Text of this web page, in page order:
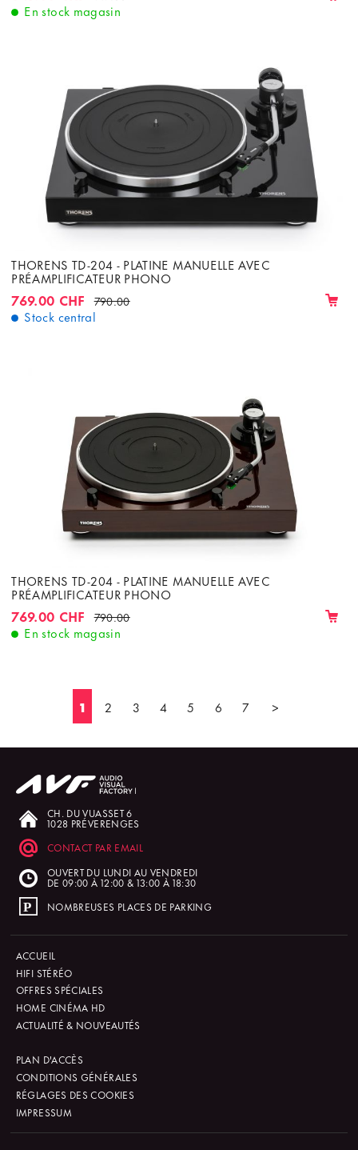
En stock magasin
THORENS TD-204 - PLATINE MANUELLE AVEC
PRÉAMPLIFICATEUR PHONO
769.00 CHF 790.00
Stock central
THORENS TD-204 - PLATINE MANUELLE AVEC
PRÉAMPLIFICATEUR PHONO
769.00 CHF 790.00
En stock magasin
1 2 3 4 5 6 7 >
CH. DU VUASSET 6
1028 PRÉVERENGES
CONTACT PAR EMAIL
OUVERT DU LUNDI AU VENDREDI
DE 09:00 À 12:00 & 13:00 À 18:30
NOMBREUSES PLACES DE PARKING
ACCUEIL
HIFI STÉRÉO
OFFRES SPÉCIALES
HOME CINÉMA HD
ACTUALITÉ & NOUVEAUTÉS
PLAN D'ACCÈS
CONDITIONS GÉNÉRALES
RÉGLAGES DES COOKIES
IMPRESSUM